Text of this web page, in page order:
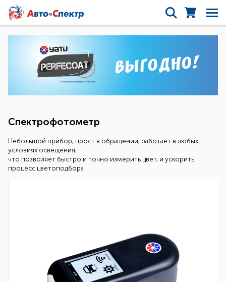
Спектрофотометр
Небольшой прибор, прост в обращении, работает в любых
условиях освещения,
что позволяет быстро и точно измерить цвет, и ускорить
процесс цветоподбора